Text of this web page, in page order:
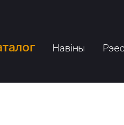
Навіны